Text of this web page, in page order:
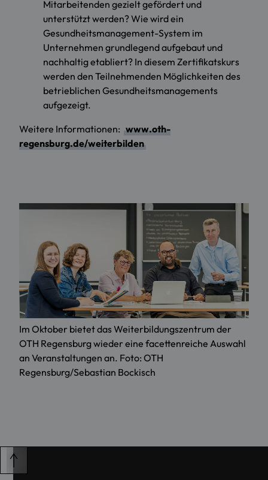
Mitarbeitenden gezielt gefördert und
unterstützt werden? Wie wird ein
Gesundheitsmanagement-System im
Unternehmen grundlegend aufgebaut und
nachhaltig etabliert? In diesem Zertifikatskurs
werden den Teilnehmenden Möglichkeiten des
betrieblichen Gesundheitsmanagements
aufgezeigt.
Weitere Informationen: www.oth-
regensburg.de/weiterbilden
Im Oktober bietet das Weiterbildungszentrum der
OTH Regensburg wieder eine facettenreiche Auswahl
an Veranstaltungen an. Foto: OTH
Regensburg/Sebastian Bockisch